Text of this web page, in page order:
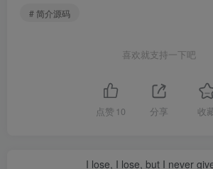
# 简介源码
喜欢就支持一下吧
点赞 10 分享 收
I lose, I lose, but I never